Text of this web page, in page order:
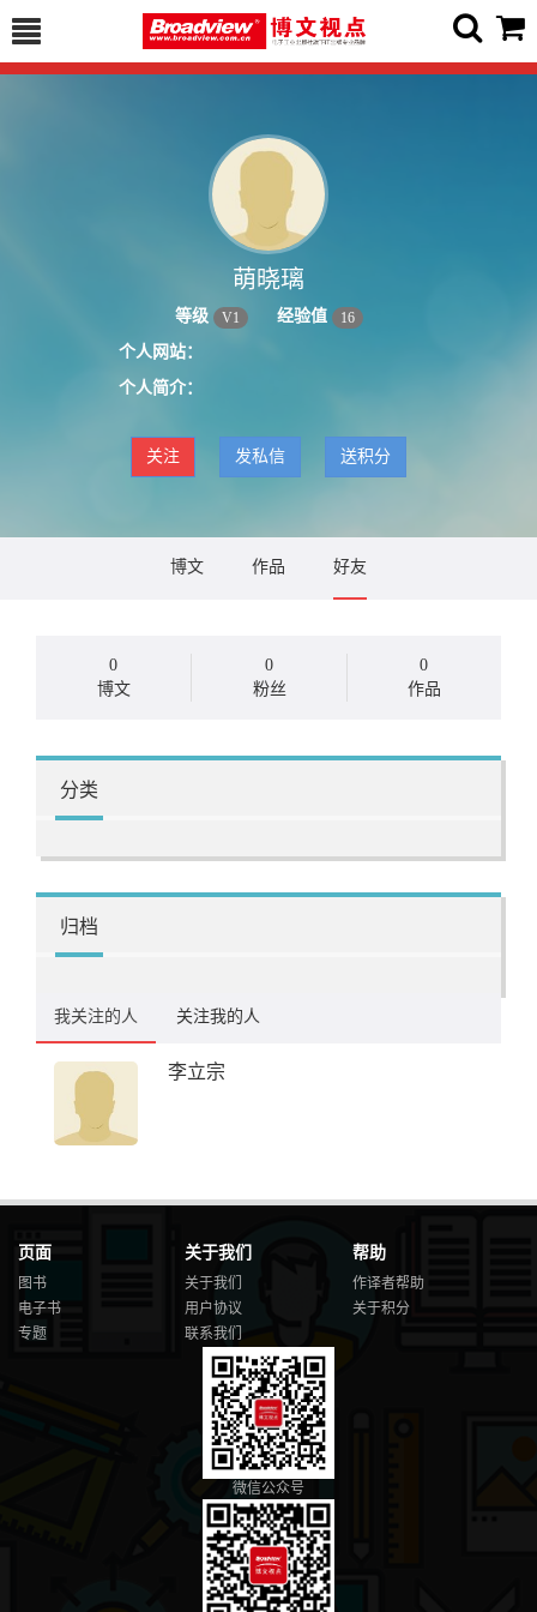
萌晓璃
等级 V1 经验值 16
个人网站：
个人简介：
关注 发私信 送积分
博文 作品 好友
0
博文
0
粉丝
0
作品
分类
归档
我关注的人 关注我的人
李立宗
页面
图书
电子书
专题
关于我们
关于我们
用户协议
联系我们
帮助
作译者帮助
关于积分
微信公众号